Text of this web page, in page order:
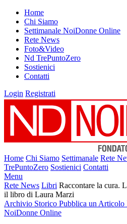
Home
Chi Siamo
Settimanale NoiDonne Online
Rete News
Foto&Video
Nd TrePuntoZero
Sostienici
Contatti
Login Registrati
Home Chi Siamo Settimanale Rete
TrePuntoZero Sostienici Contatti
Menu
Rete News Libri Raccontare la cura.
il libro di Laura Marzi
Archivio Storico Pubblica un Articolo
NoiDonne Online